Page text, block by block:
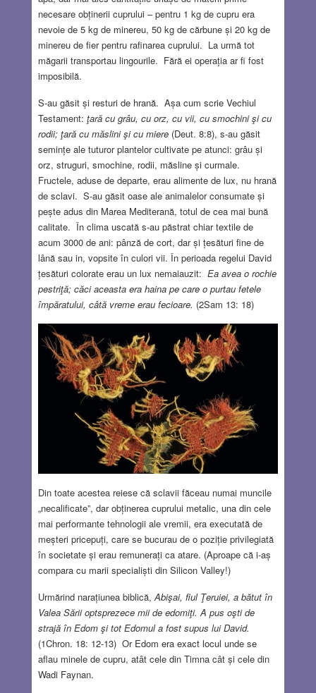
necesare obținerii cuprului – pentru 1 kg de cupru era
nevoie de 5 kg de minereu, 50 kg de cărbune și 20 kg de
minereu de fier pentru rafinarea cuprului. La urmă tot
măgarii transportau lingourile. Fără ei operația ar fi fost
imposibilă.
S-au găsit și resturi de hrană. Așa cum scrie Vechiul
Testament: ţară cu grâu, cu orz, cu vii, cu smochini şi cu
rodii; ţară cu măslini şi cu miere(Deut. 8:8), s-au găsit
semințe ale tuturor plantelor cultivate pe atunci: grâu și
orz, struguri, smochine, rodii, măsline și curmale.
Fructele, aduse de departe, erau alimente de lux, nu hrană
de sclavi. S-au găsit oase ale animalelor consumate și
pește adus din Marea Mediterană, totul de cea mai bună
calitate. În clima uscată s-au păstrat chiar textile de
acum 3000 de ani: pânză de cort, dar și țesături fine de
lână sau in, vopsite în culori vii. În perioada regelui David
țesături colorate erau un lux nemaiauzit: Ea avea o rochie
pestriţă; căci aceasta era haina pe care o purtau fetele
împăratului, câtă vreme erau fecioare. (2Sam 13: 18)
Din toate acestea reiese că sclavii făceau numai muncile
„necalificate”, dar obținerea cuprului metalic, una din cele
mai performante tehnologii ale vremii, era executată de
meșteri pricepuți, care se bucurau de o poziție privilegiată
în societate și erau remunerați ca atare. (Aproape că i-aș
compara cu marii specialiști din Silicon Valley!)
Urmărind narațiunea biblică,Abişai, fiul Ţeruiei, a bătut în
Valea Sării optsprezece mii de edomiţi. A pus oşti de
strajă în Edom şi tot Edomul a fost supus lui David.
(1Chron. 18: 12-13) Or Edom era exact locul unde se
aflau minele de cupru, atât cele din Timna cât și cele din
Wadi Faynan.